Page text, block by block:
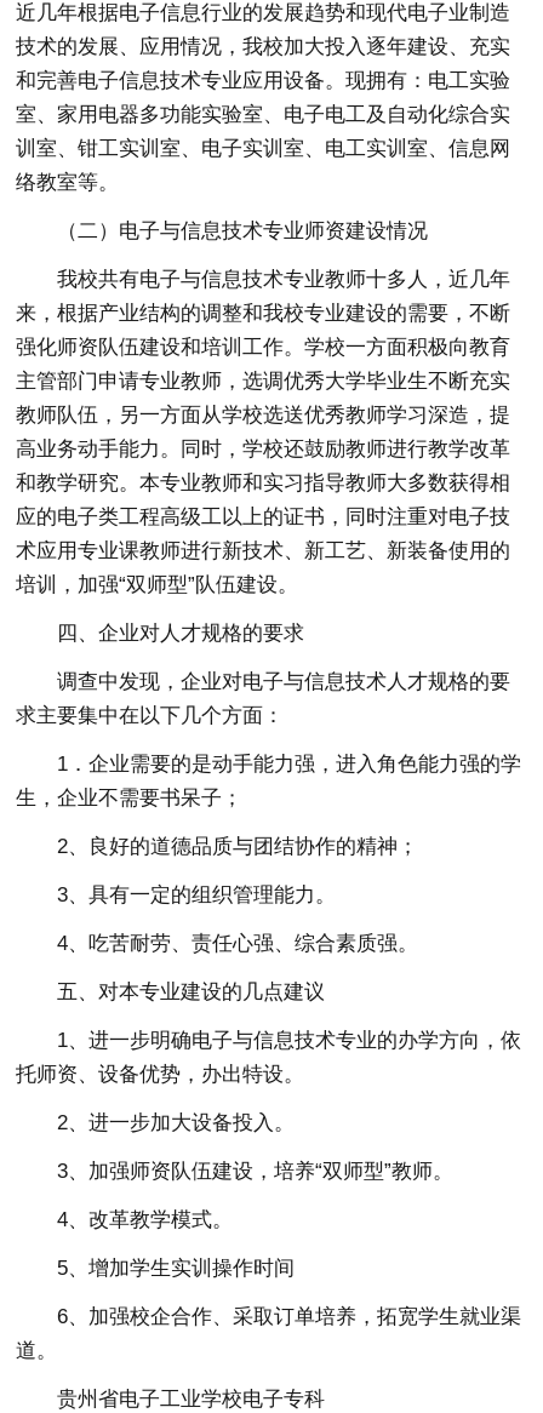
近几年根据电子信息行业的发展趋势和现代电子业制造
技术的发展、应用情况，我校加大投入逐年建设、充实
和完善电子信息技术专业应用设备。现拥有：电工实验
室、家用电器多功能实验室、电子电工及自动化综合实
训室、钳工实训室、电子实训室、电工实训室、信息网
络教室等。
（二）电子与信息技术专业师资建设情况
我校共有电子与信息技术专业教师十多人，近几年
来，根据产业结构的调整和我校专业建设的需要，不断
强化师资队伍建设和培训工作。学校一方面积极向教育
主管部门申请专业教师，选调优秀大学毕业生不断充实
教师队伍，另一方面从学校选送优秀教师学习深造，提
高业务动手能力。同时，学校还鼓励教师进行教学改革
和教学研究。本专业教师和实习指导教师大多数获得相
应的电子类工程高级工以上的证书，同时注重对电子技
术应用专业课教师进行新技术、新工艺、新装备使用的
培训，加强“双师型”队伍建设。
四、企业对人才规格的要求
调查中发现，企业对电子与信息技术人才规格的要
求主要集中在以下几个方面：
1．企业需要的是动手能力强，进入角色能力强的学
生，企业不需要书呆子；
2、良好的道德品质与团结协作的精神；
3、具有一定的组织管理能力。
4、吃苦耐劳、责任心强、综合素质强。
五、对本专业建设的几点建议
1、进一步明确电子与信息技术专业的办学方向，依
托师资、设备优势，办出特设。
2、进一步加大设备投入。
3、加强师资队伍建设，培养“双师型”教师。
4、改革教学模式。
5、增加学生实训操作时间
6、加强校企合作、采取订单培养，拓宽学生就业渠
道。
贵州省电子工业学校电子专科